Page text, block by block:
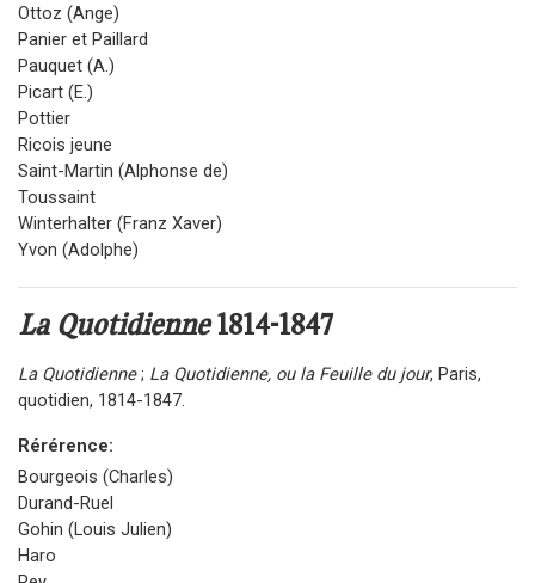
Ottoz (Ange)
Panier et Paillard
Pauquet (A.)
Picart (E.)
Pottier
Ricois jeune
Saint-Martin (Alphonse de)
Toussaint
Winterhalter (Franz Xaver)
Yvon (Adolphe)
La Quotidienne1814-1847
La Quotidienne; La Quotidienne, ou la Feuille du jour, Paris,
quotidien, 1814-1847.
Rérérence:
Bourgeois (Charles)
Durand-Ruel
Gohin (Louis Julien)
Haro